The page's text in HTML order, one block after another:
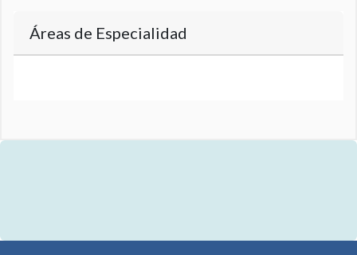
Áreas de Especialidad